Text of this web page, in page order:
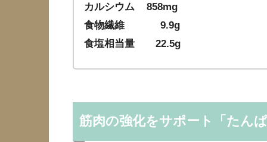
カルシウム 858mg
食物繊維 9.9g
食塩相当量 22.5g
筋肉の強化をサポート「たん